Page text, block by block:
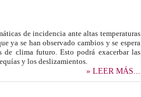
de incidencia ante altas temperaturas
ya se han observado cambios y se espera
de clima futuro. Esto podrá exacerbar las
y los deslizamientos.
» LEER MÁS...